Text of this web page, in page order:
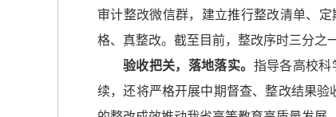
审计整改微信群，建立推行整改清单、
格、真整改。截至目前，整改序时三分之
验收把关，落地落实。 指导各高校科
续，还将严格开展中期督查、整改结果验